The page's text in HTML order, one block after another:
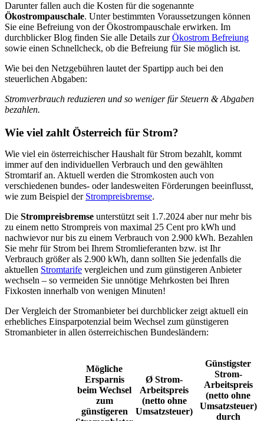
Darunter fallen auch die Kosten für die sogenannte
Ökostrompauschale. Unter bestimmten Voraussetzungen können
Sie eine Befreiung von der Ökostrompauschale erwirken. Im
durchblicker Blog finden Sie alle Details zurÖkostrom Befreiung
sowie einen Schnellcheck, ob die Befreiung für Sie möglich ist.
Wie bei den Netzgebühren lautet der Spartipp auch bei den
steuerlichen Abgaben:
Stromverbrauch reduzieren und so weniger für Steuern & Abgaben
bezahlen.
Wie viel zahlt Österreich für Strom?
Wie viel ein österreichischer Haushalt für Strom bezahlt, kommt
immer auf den individuellen Verbrauch und den gewählten
Stromtarif an. Aktuell werden die Stromkosten auch von
verschiedenen bundes- oder landesweiten Förderungen beeinflusst,
wie zum Beispiel der Strompreisbremse.
Die Strompreisbremse unterstützt seit 1.7.2024 aber nur mehr bis
zu einem netto Strompreis von maximal 25 Cent pro kWh und
nachwievor nur bis zu einem Verbrauch von 2.900 kWh. Bezahlen
Sie mehr für Strom bei Ihrem Stromlieferanten bzw. ist Ihr
Verbrauch größer als 2.900 kWh, dann sollten Sie jedenfalls die
aktuellen Stromtarife vergleichen und zum günstigeren Anbieter
wechseln – so vermeiden Sie unnötige Mehrkosten bei Ihren
Fixkosten innerhalb von wenigen Minuten!
Der Vergleich der Stromanbieter bei durchblicker zeigt aktuell ein
erhebliches Einsparpotenzial beim Wechsel zum günstigeren
Stromanbieter in allen österreichischen Bundesländern:
Mögliche
Ersparnis
beim Wechsel
zum
günstigeren
Ø Strom-
Arbeitspreis
(netto ohne
Umsatzsteuer)
Günstigster
Strom-
Arbeitspreis
(netto ohne
Umsatzsteuer)
durch